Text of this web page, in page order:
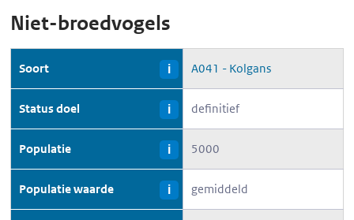
Niet-broedvogels
Soort i A041 - Kolgans
Status doel i definitief
Populatie i 5000
Populatie waarde i gemiddeld